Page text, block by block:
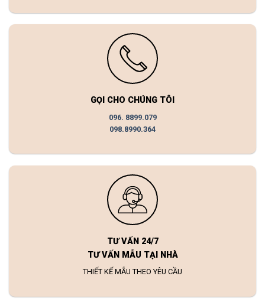
GỌI CHO CHÚNG TÔI
096. 8899.079
098.8990.364
TƯ VẤN 24/7
TƯ VẤN MẪU TẠI NHÀ
THIẾT KẾ MẪU THEO YÊU CẦU